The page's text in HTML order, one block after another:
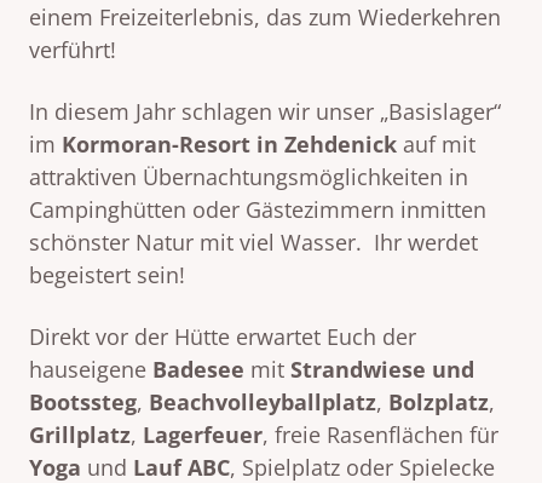
einem Freizeiterlebnis, das zum Wiederkehren
verführt!
In diesem Jahr schlagen wir unser „Basislager“
im Kormoran-Resort in Zehdenick auf mit
attraktiven Übernachtungsmöglichkeiten in
Campinghütten oder Gästezimmern inmitten
schönster Natur mit viel Wasser. Ihr werdet
begeistert sein!
Direkt vor der Hütte erwartet Euch der
hauseigene Badesee mit Strandwiese und
Bootssteg, Beachvolleyballplatz, Bolzplatz,
Grillplatz, Lagerfeuer, freie Rasenflächen für
Yoga und Lauf ABC, Spielplatz oder Spielecke